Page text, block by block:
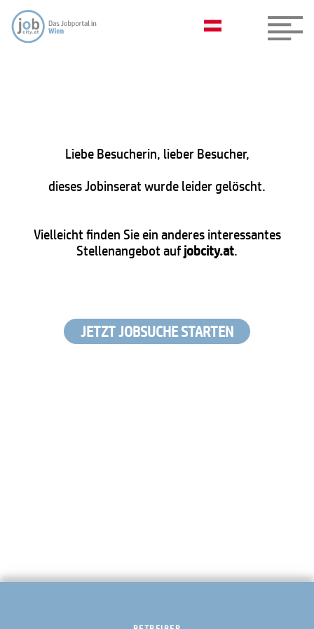
Liebe Besucherin, lieber Besucher,
dieses Jobinserat wurde leider gelöscht.
Vielleicht finden Sie ein anderes interessantes
Stellenangebot aufjobcity.at.
JETZT JOBSUCHE STARTEN